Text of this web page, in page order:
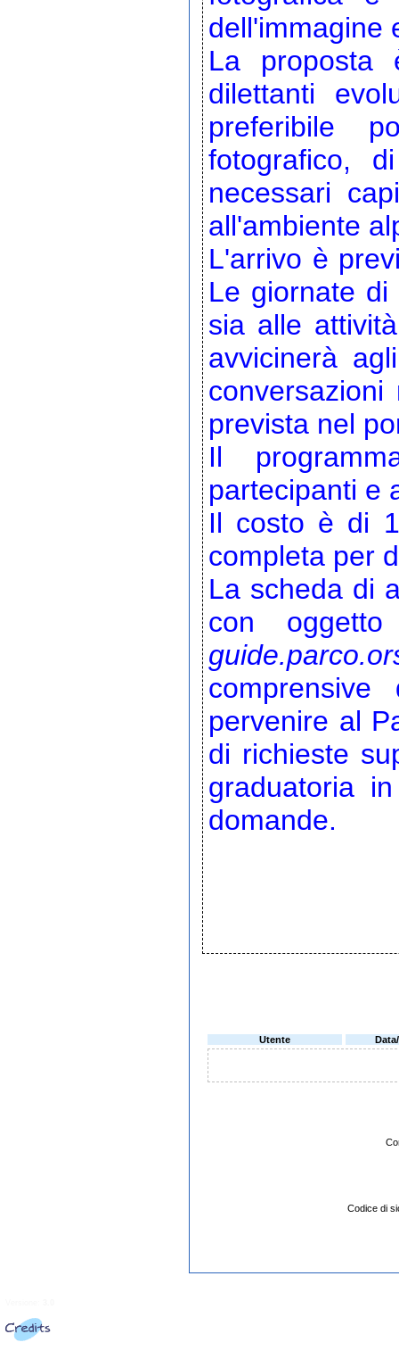
dell'immagine
La proposta
dilettanti
preferibile
fotografico,
necessari
all'ambiente
L'arrivo è
Le giornate
sia alle
avvicinerà
prevista nel
Il
partecipanti e
Il costo è di
completa per
La scheda di
con oggetto
pervenire al
di richieste
graduatoria
domande.
Utente
Codice di